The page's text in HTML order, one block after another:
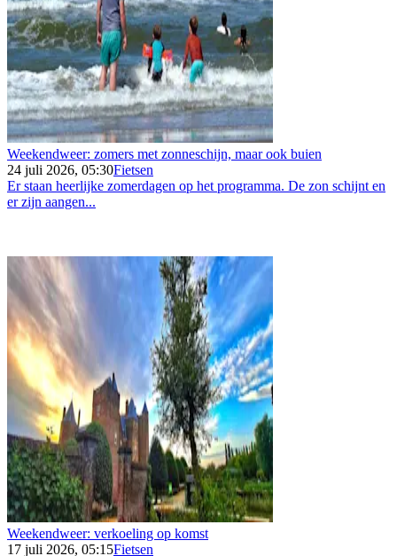
Weekendweer: zomers met zonneschijn, maar ook buien
24 juli 2026, 05:30Fietsen
Er staan heerlijke zomerdagen op het programma. De zon schijnt en
er zijn aangen...
Weekendweer: verkoeling op komst
17 juli 2026, 05:15Fietsen